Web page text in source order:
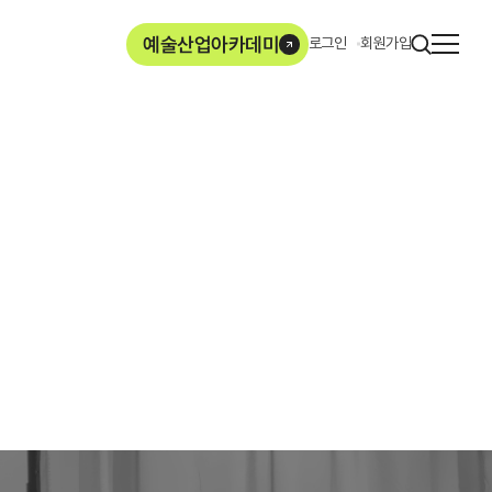
ArtMore
예술산업아카데미 로그인 회원가입 사이
열기